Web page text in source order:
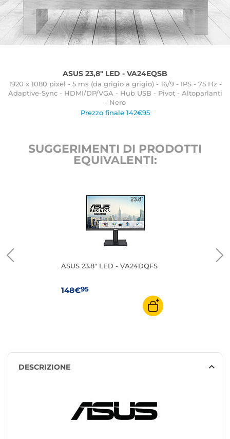
ASUS 23,8" LED - VA24EQSB
1920 x 1080 pixel - 5 ms (da grigio a grigio) - 16/9 - IPS - 75 Hz -
Adaptive-Sync - HDMI/DP/VGA - Hub USB - Pivot - Altoparlanti
- Nero
Prezzo finale 142€95
SUGGERIMENTI DI PRODOTTI
EQUIVALENTI:
ASUS 23.8" LED - VA24DQFS
148€95
DESCRIZIONE